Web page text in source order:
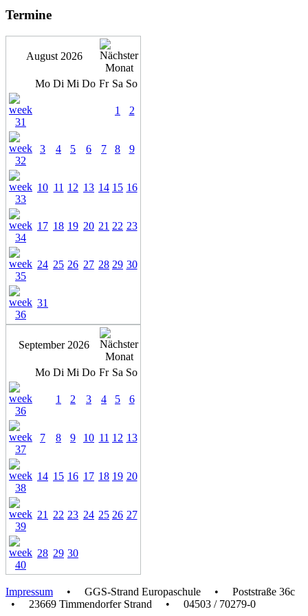
Termine
August 2026
Mo Di Mi Do Fr Sa So
1 2
3 4 5 6 7 8 9
10 11 12 13 14 15 16
17 18 19 20 21 22 23
24 25 26 27 28 29 30
31
September 2026
Mo Di Mi Do Fr Sa So
1 2 3 4 5 6
7 8 9 10 11 12 13
14 15 16 17 18 19 20
21 22 23 24 25 26 27
28 29 30
Impressum • GGS-Strand Europaschule • Poststraße 36c
• 23669 Timmendorfer Strand • 04503 / 70279-0